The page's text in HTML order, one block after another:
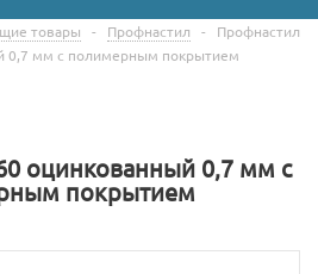
товары - Профнастил -
Профнастил
0,7 мм с полимерным покрытием
оцинкованный 0,7 мм с
покрытием